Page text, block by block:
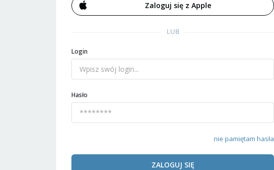
Zaloguj się z Apple
LUB
Login
Hasło
nie pamiętam hasła
ZALOGUJ SIĘ